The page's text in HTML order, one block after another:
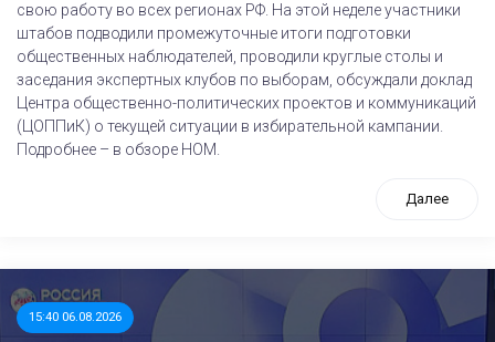
свою работу во всех регионах РФ. На этой неделе участники
штабов подводили промежуточные итоги подготовки
общественных наблюдателей, проводили круглые столы и
заседания экспертных клубов по выборам, обсуждали доклад
Центра общественно-политических проектов и коммуникаций
(ЦОППиК) о текущей ситуации в избирательной кампании.
Подробнее – в обзоре НОМ.
Далее
15:40 06.08.2026